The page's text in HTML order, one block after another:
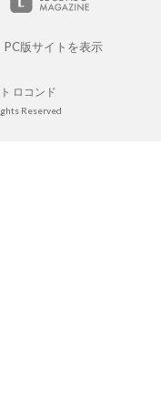
PC版サイトを表示
ロコンド
Reserved